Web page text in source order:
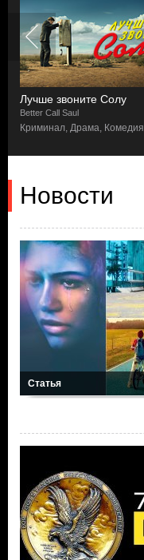
Лучше звоните Солу
Better Call Saul
Криминал, Драма, Комедия
Новости
Статья